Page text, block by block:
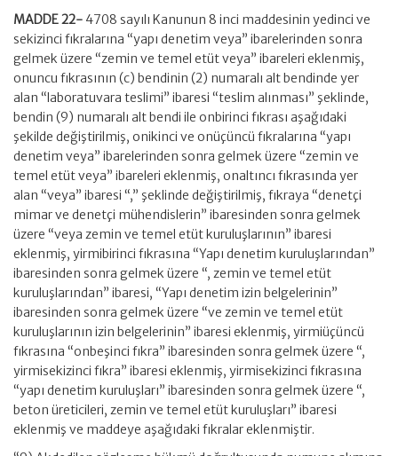
MADDE 22- 4708 sayılı Kanunun 8 inci maddesinin yedinci ve
sekizinci fıkralarına “yapı denetim veya” ibarelerinden sonra
gelmek üzere “zemin ve temel etüt veya” ibareleri eklenmiş,
onuncu fıkrasının (c) bendinin (2) numaralı alt bendinde yer
alan “laboratuvara teslimi” ibaresi “teslim alınması” şeklinde,
bendin (9) numaralı alt bendi ile onbirinci fıkrası aşağıdaki
şekilde değiştirilmiş, onikinci ve onüçüncü fıkralarına “yapı
denetim veya” ibarelerinden sonra gelmek üzere “zemin ve
temel etüt veya” ibareleri eklenmiş, onaltıncı fıkrasında yer
alan “veya” ibaresi “,” şeklinde değiştirilmiş, fıkraya “denetçi
mimar ve denetçi mühendislerin” ibaresinden sonra gelmek
üzere “veya zemin ve temel etüt kuruluşlarının” ibaresi
eklenmiş, yirmibirinci fıkrasına “Yapı denetim kuruluşlarından”
ibaresinden sonra gelmek üzere “, zemin ve temel etüt
kuruluşlarından” ibaresi, “Yapı denetim izin belgelerinin”
ibaresinden sonra gelmek üzere “ve zemin ve temel etüt
kuruluşlarının izin belgelerinin” ibaresi eklenmiş, yirmiüçüncü
fıkrasına “onbeşinci fıkra” ibaresinden sonra gelmek üzere “,
yirmisekizinci fıkra” ibaresi eklenmiş, yirmisekizinci fıkrasına
“yapı denetim kuruluşları” ibaresinden sonra gelmek üzere “,
beton üreticileri, zemin ve temel etüt kuruluşları” ibaresi
eklenmiş ve maddeye aşağıdaki fıkralar eklenmiştir.